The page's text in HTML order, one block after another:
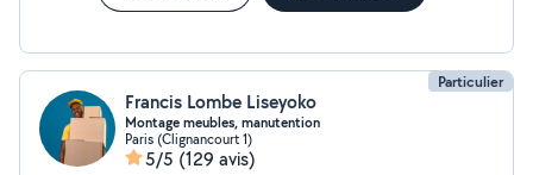
Particulier
Francis Lombe Liseyoko
Montage meubles, manutention
Paris (Clignancourt 1)
5/5 (129 avis)